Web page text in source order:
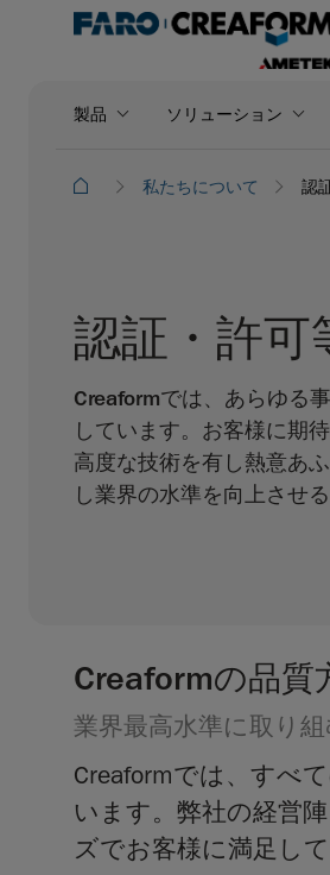
製品 ソリューション
私たちについて 認
認証・許可
Creaformでは、あらゆる
しています。お客様に期
高度な技術を有し熱意あ
し業界の水準を向上させ
Creaformの品質
業界最高水準に取り
Creaformでは、すべ
います。弊社の経営
ズでお客様に満足し